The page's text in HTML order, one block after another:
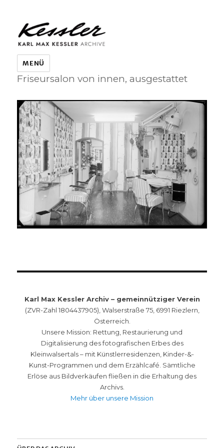
KARL MAX KESSLER ARCHIVE
MENÜ
Friseursalon von innen, ausgestattet
Karl Max Kessler Archiv – gemeinnütziger Verein
(ZVR-Zahl 1804437905), Walserstraße 75, 6991 Riezlern,
Österreich.
Unsere Mission: Rettung, Restaurierung und
Digitalisierung des fotografischen Erbes des
Kleinwalsertals – mit Künstlerresidenzen, Kinder-&-
Kunst-Programmen und dem Erzählcafé. Sämtliche
Erlöse aus Bildverkäufen fließen in die Erhaltung des
Archivs.
Mehr über unsere Mission